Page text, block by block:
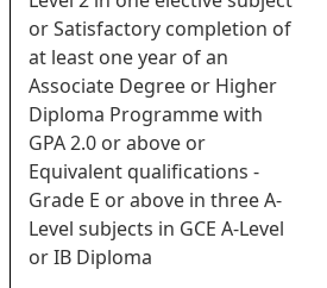
or Satisfactory completion of
at least one year of an
Associate Degree or Higher
Diploma Programme with
GPA 2.0 or above or
Equivalent qualifications -
Grade E or above in three A-
Level subjects in GCE A-Level
or IB Diploma